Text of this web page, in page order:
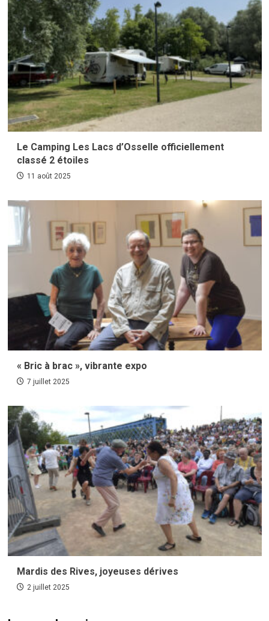
Le Camping Les Lacs d’Osselle officiellement
classé 2 étoiles
11 août 2025
« Bric à brac », vibrante expo
7 juillet 2025
Mardis des Rives, joyeuses dérives
2 juillet 2025